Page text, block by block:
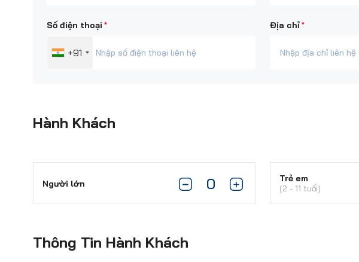
Số điện thoại *
+91
Địa chỉ*
Hành Khách
Người lớn
Trẻ em
(2 - 11 tuổi)
Thông Tin Hành Khách